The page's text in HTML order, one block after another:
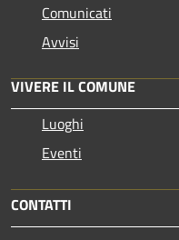
Comunicati
Avvisi
VIVERE IL COMUNE
Luoghi
Eventi
CONTATTI